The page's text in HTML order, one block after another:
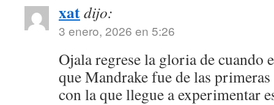
xatdijo:
3 enero, 2026 en 5:26
Ojala regrese la gloria de cuando
que Mandrake fue de las
con la que llegue a experimentar